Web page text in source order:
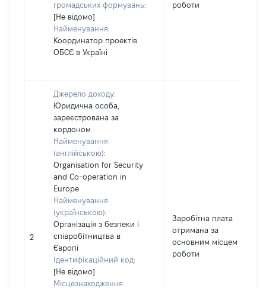
громадських формувань:
[Не відомо]
Найменування:
Координатор проектів
ОБСЄ в Україні
роботи
2
Джерело доходу:
Юридична особа,
зареєстрована за
кордоном
Найменування
(англійською):
Organisation for Security
and Co-operation in
Europe
Найменування
(українською):
Організація з безпеки і
співробітництва в
Європі
Ідентифікаційний код:
[Не відомо]
Місцезнаходження
Заробітна плата
отримана за
основним місцем
роботи